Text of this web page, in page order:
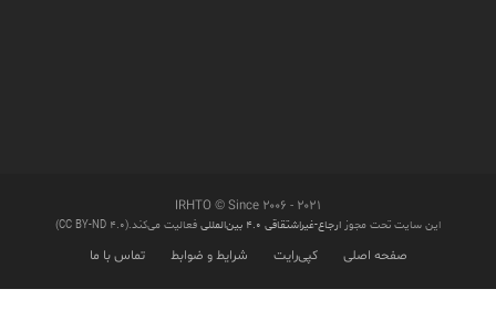
IRHTO © Since ۲۰۰۶ - ۲۰۲۱
این سایت تحت مجوز ارجاع-غیراشتقاقی ۴.۰ بین‌المللی فعالیت می‌کند.(CC BY-ND 4.0)
صفحه اصلی کپی‌رایت شرایط و ضوابط تماس با ما